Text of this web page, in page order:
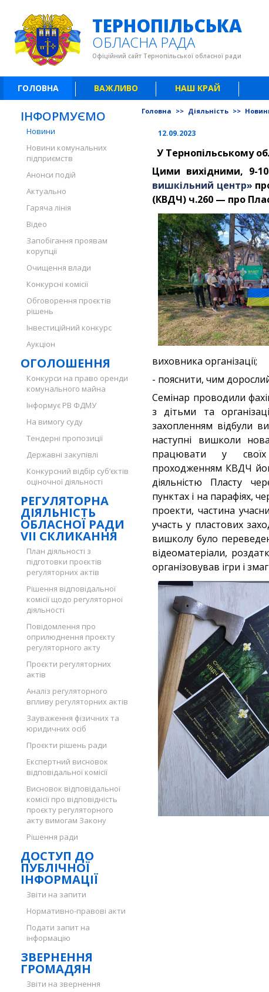
ТЕРНОПІЛЬСЬКА
ОБЛАСНА РАДА
Офіційний сайт Тернопільської обласної ради
ГОЛОВНА ВАЖЛИВО НАШ КРАЙ
ІНФОРМУЄМО
Новини
Новини комунальних
підприємств
Анонси подій
Актуально
Гаряча лінія
Відео
Запобігання проявам
корупції
Очищення влади
Конкурсні комісії
Обговорення проєктів
рішень
Інвестиційний конкурс
Аукціон
ОГОЛОШЕННЯ
Конкурси на право оренди
комунального майна
Інформує РВ ФДМУ
На вимогу суду
Тендерні пропозиції
Державні закупівлі
Конкурсний відбір суб’єктів
оціночної діяльності
РЕГУЛЯТОРНА
ДІЯЛЬНІСТЬ
ОБЛАСНОЇ РАДИ
VII СКЛИКАННЯ
План діяльності з
підготовки проєктів
регуляторних актів
Рішення відповідальної
комісії щодо регуляторної
діяльності
Повідомлення про
оприлюднення проєкту
регуляторного акту
Проєкти регуляторних
актів
Аналіз регуляторного
впливу регуляторних актів
Зауваження фізичних та
юридичних осіб
Проєкти рішень ради
Експертний висновок
відповідальної комісії
Висновок відповідальної
комісії про відповідність
проєкту регуляторного
акту вимогам Закону
Рішення ради
ДОСТУП ДО
ПУБЛІЧНОЇ
ІНФОРМАЦІЇ
Звіти на запити
Нормативно-правові акти
Подати запит на
інформацію
ЗВЕРНЕННЯ
ГРОМАДЯН
Звіти на звернення
Головна >> Діяльність >>
12.09.2023
У Тернопільському
Цими вихідними, 9-
вишкільний центр»
(КВДЧ) ч.260 — про
виховника організації;
- пояснити, чим
Семінар проводили
з дітьми та
захопленням відбули
наступні вишколи
працювати у
проходженням КВДЧ
діяльністю Пласту
пунктах і на парафіях,
проекти, частина
участь у пластових
вишколу було
відеоматеріали,
організовував ігри і